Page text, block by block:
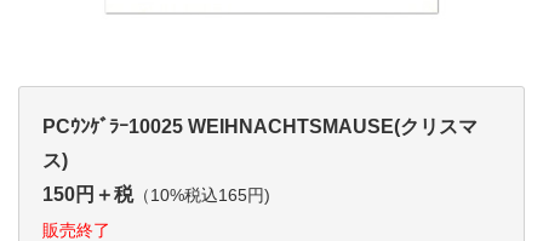
PCｳﾝｹﾞﾗｰ10025 WEIHNACHTSMAUSE(クリスマ
ス)
150円＋税（10%税込165円)
販売終了